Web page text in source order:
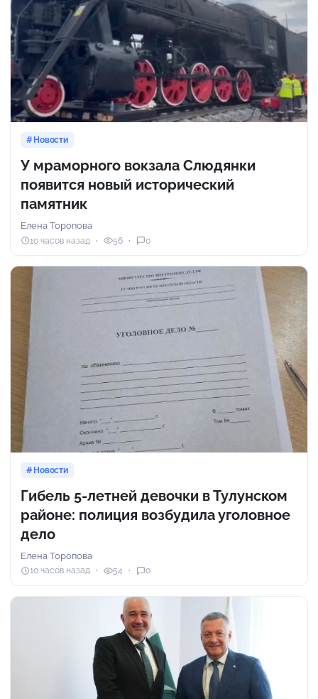
Новости
У мраморного вокзала Слюдянки
появится новый исторический
памятник
Елена Торопова
10 часов назад 56 0
Новости
Гибель 5-летней девочки в Тулунском
районе: полиция возбудила уголовное
дело
Елена Торопова
10 часов назад 54 0